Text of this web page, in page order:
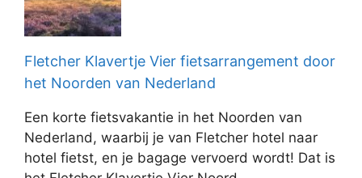
Fletcher Klavertje Vier fietsarrangement door
het Noorden van Nederland
Een korte fietsvakantie in het Noorden van
Nederland, waarbij je van Fletcher hotel naar
hotel fietst, en je bagage vervoerd wordt! Dat is